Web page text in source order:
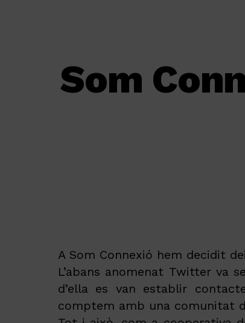
Som
A Som Connexió hem decidit
L’abans anomenat Twitter va
d’ella es van establir
comptem amb una comunitat